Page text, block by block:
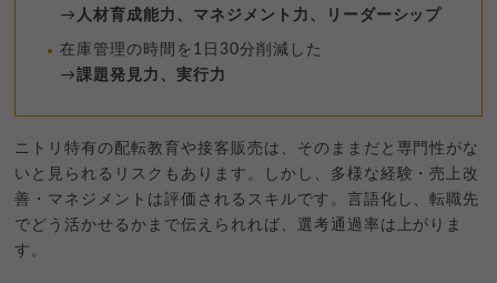
→ 人材育成能力、マネジメント力、リーダーシップ
在庫管理の時間を1日30分削減した
→課題発見力、実行力
ニトリ特有の配転教育や接客販売は、そのままだと専門性がな
いと見られるリスクもあります。しかし、多様な経験・売上改
善・マネジメントは評価されるスキルです。言語化し、転職先
でどう活かせるかまで伝えられれば、選考通過率は上がりま
す。